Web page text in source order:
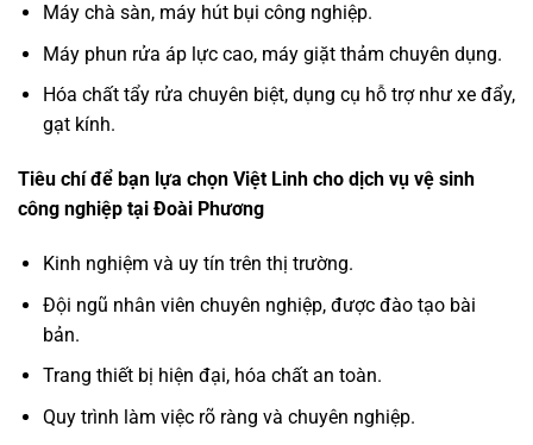
Máy chà sàn, máy hút bụi công nghiệp.
Máy phun rửa áp lực cao, máy giặt thảm chuyên dụng.
Hóa chất tẩy rửa chuyên biệt, dụng cụ hỗ trợ như xe đẩy,
gạt kính.
Tiêu chí để bạn lựa chọn Việt Linh cho dịch vụ vệ sinh
công nghiệp tại Đoài Phương
Kinh nghiệm và uy tín trên thị trường.
Đội ngũ nhân viên chuyên nghiệp, được đào tạo bài
bản.
Trang thiết bị hiện đại, hóa chất an toàn.
Quy trình làm việc rõ ràng và chuyên nghiệp.